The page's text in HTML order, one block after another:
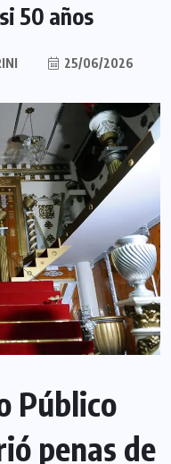
50 años
25/06/2026
Público
penas de